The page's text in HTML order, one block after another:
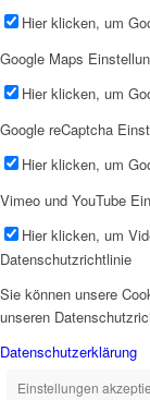
Hier klicken, um
Google Maps
Hier klicken, um
Google reCaptcha
Hier klicken, um
Vimeo und YouTube
Hier klicken, um
Datenschutzrichtlinie
Sie können unsere
unseren
Datenschutzerklärung
Einstellungen